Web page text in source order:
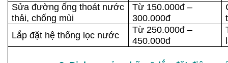
Sửa đường ống thoát nước
thải, chống mùi
Từ 150.000đ –
300.000đ
Lắp đặt hệ thống lọc nước
Từ 250.000đ –
450.000đ